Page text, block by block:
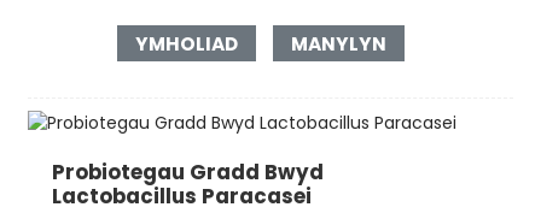
YMHOLIAD MANYLYN
Probiotegau Gradd Bwyd
Lactobacillus Paracasei